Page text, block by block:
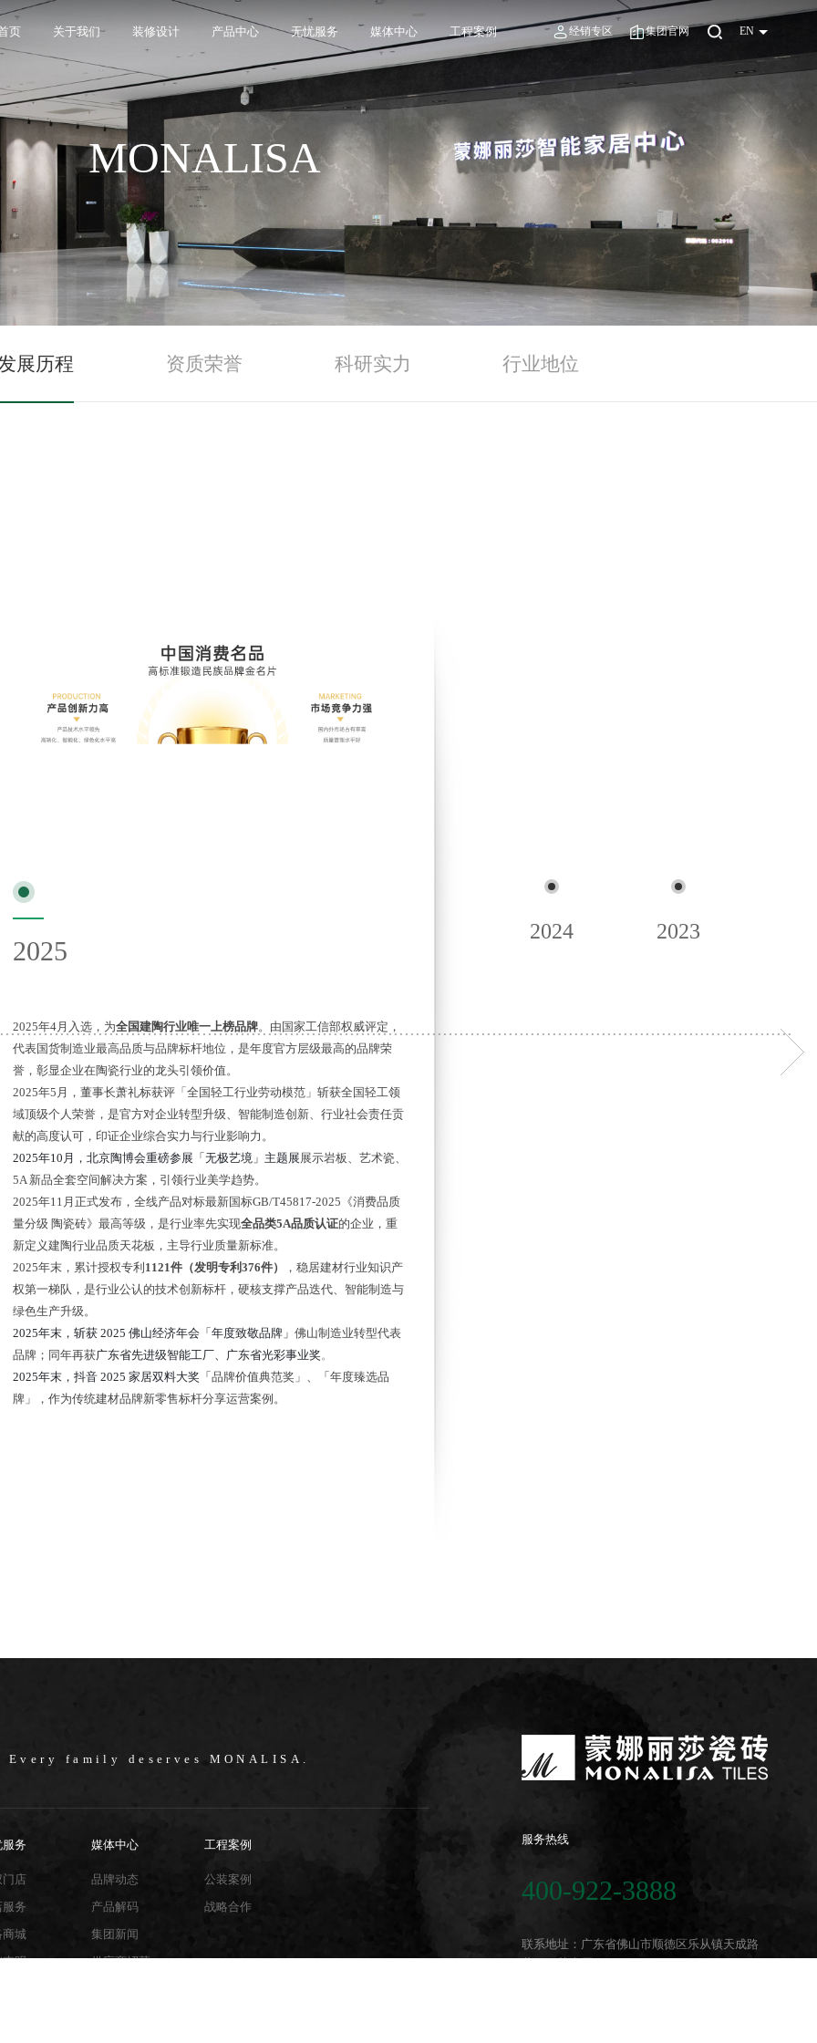
页 关于我们
公司，品牌商标注册于2000年，专注于美化建筑和
板、岩板等品类，秉承“每个家 都值得拥有蒙娜丽
为营销服务的核心精神，使顾客在感受艺术化产品
回报，满足人们多样的生活方式需求。
装修设计
类，构建起瓷砖产品全屋定制应用体系，通过上万
和选择。
产品中心
本真”的设计主旨，甄选全球珍稀的天然原石作为设
纹理设计、多质感工艺、多规格的动态组合打破常
表达，为人们提供源源不断的美学灵感，创造无界
无忧服务
营销网点，打通了线上线下的营销服务渠道，为消
，蒙娜丽莎对服务体系进行全新升级，推出“微笑
陶瓷大板岩板销售的“最后一公里”，解决消费者家
媒体中心
，使顾客在感受艺术化产品的同时，享受高品质的
生活方式需求。
工程案例
百家房地产企业和千万业主提供优质的产品与服
业务树立典范。
经销专区 集团官网 EN
MONALISA
展历程 资质荣誉 科研实力 行业地位
2025
2025年4月入选，为全国建陶行业唯一上榜品牌。由国家工信部权威评定，
代表国货制造业最高品质与品牌标杆地位，是年度官方层级最高的品牌荣
誉，彰显企业在陶瓷行业的龙头引领价值。
2025年5月，董事长萧礼标获评「全国轻工行业劳动模范」斩获全国轻工领
域顶级个人荣誉，是官方对企业转型升级、智能制造创新、行业社会责任贡
献的高度认可，印证企业综合实力与行业影响力。
2025年10月，北京陶博会重磅参展「无极艺境」主题展 展示岩板、艺术瓷、
5A 新品全套空间解决方案，引领行业美学趋势。
2025年11月正式发布，全线产品对标最新国标GB/T45817-2025《消费品质
量分级 陶瓷砖》最高等级，是行业率先实现全品类5A品质认证的企业，重
新定义建陶行业品质天花板，主导行业质量新标准。
2025年末，累计授权专利1121件（发明专利376件）
，稳居建材行业知识产
权第一梯队，是行业公认的技术创新标杆，硬核支撑产品迭代、智能制造与
绿色生产升级。
2025年末，斩获 2025 佛山经济年会「年度致敬品牌」佛山制造业转型代表
品牌；同年再获广东省先进级智能工厂、广东省光彩事业奖 。
2025年末 ，抖音 2025 家居双料大奖 「品牌价值典范奖 」 「年度臻选品
牌 」 ，作为传统建材品牌新零售标杆分享运营案例。
2024 2023
Every family deserves MONALISA.
服务
门店
务
商城
声明
媒体中心
品牌动态
产品解码
集团新闻
供应商招募
工程案例
公装案例
战略合作
服务热线
400-922-3888
联系地址：广东省佛山市顺德区乐从镇天成路